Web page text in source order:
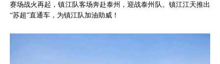
赛场战火再起，镇江队客场奔赴泰州，迎战泰州队。镇江江天推出
“苏超”直通车，为镇江队加油助威！